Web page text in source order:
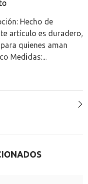
Hecho de
artículo es duradero,
quienes aman
Medidas:...